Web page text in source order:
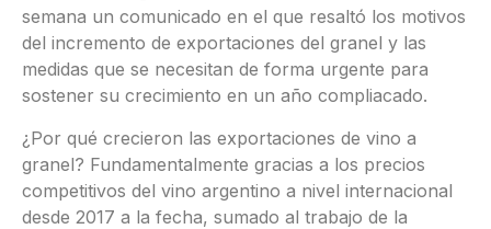
semana un comunicado en el que resaltó los motivos
del incremento de exportaciones del granel y las
medidas que se necesitan de forma urgente para
sostener su crecimiento en un año compliacado.
¿Por qué crecieron las exportaciones de vino a
granel? Fundamentalmente gracias a los precios
competitivos del vino argentino a nivel internacional
desde 2017 a la fecha, sumado al trabajo de la